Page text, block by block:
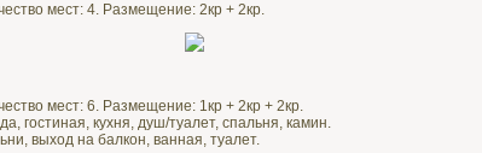
мест: 4. Размещение: 2кр + 2кр.
мест: 6. Размещение: 1кр + 2кр + 2кр.
гостиная, кухня, душ/туалет, спальня, камин.
выход на балкон, ванная, туалет.